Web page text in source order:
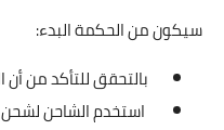
سيكون من الحكمة البدء:
بالتحقق للتأكد من أن
استخدم الشاحن لشحن